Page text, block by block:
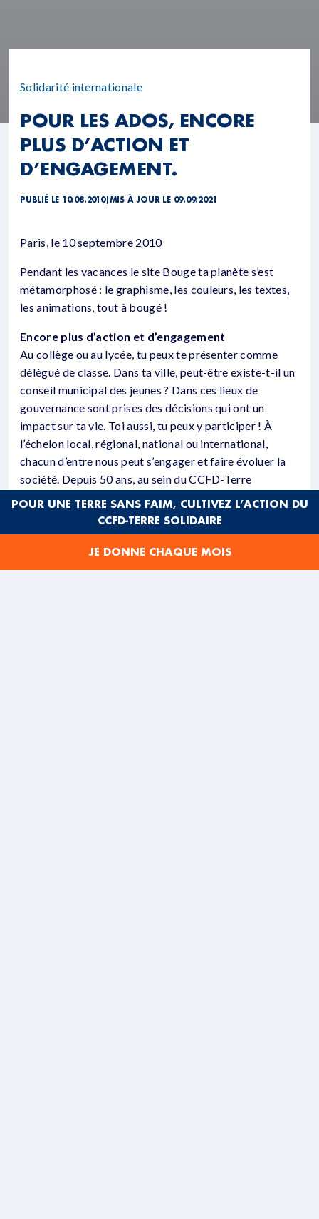
Solidarité internationale
POUR LES ADOS, ENCORE
PLUS D’ACTION ET
D’ENGAGEMENT.
PUBLIÉ LE 10.08.2010| MIS À JOUR LE 09.09.2021
Paris, le 10 septembre 2010
Pendant les vacances le site Bouge ta planète s’est
métamorphosé : le graphisme, les couleurs, les textes,
les animations, tout à bougé !
Encore plus d’action et d’engagement
Au collège ou au lycée, tu peux te présenter comme
délégué de classe. Dans ta ville, peut-être existe-t-il un
conseil municipal des jeunes ? Dans ces lieux de
gouvernance sont prises des décisions qui ont un
impact sur ta vie. Toi aussi, tu peux y participer ! À
l’échelon local, régional, national ou international,
chacun d’entre nous peut s’engager et faire évoluer la
société. Depuis 50 ans, au sein du CCFD-Terre
Solidaire, des femmes et des hommes, au Sud comme
au Nord, défendent les droits fondamentaux.
Comment peux-tu agir en faveur de ces droits ici
et là-bas et devenir Bougeur de planète ?
En allant sur le site :http://www.bougetaplanete.org/
POUR UNE TERRE SANS FAIM, CULTIVEZ L’ACTION DU
CCFD-TERRE SOLIDAIRE
JE DONNE CHAQUE MOIS